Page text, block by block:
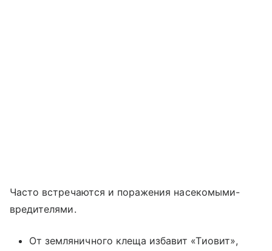
Часто встречаются и поражения насекомыми-
вредителями.
От земляничного клеща избавит «Тиовит»,